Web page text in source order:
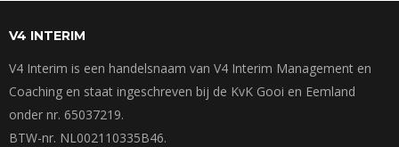
V4 INTERIM
V4 Interim is een handelsnaam van V4 Interim Management en
Coaching en staat ingeschreven bij de KvK Gooi en Eemland
onder nr. 65037219.
BTW-nr. NL002110335B46.